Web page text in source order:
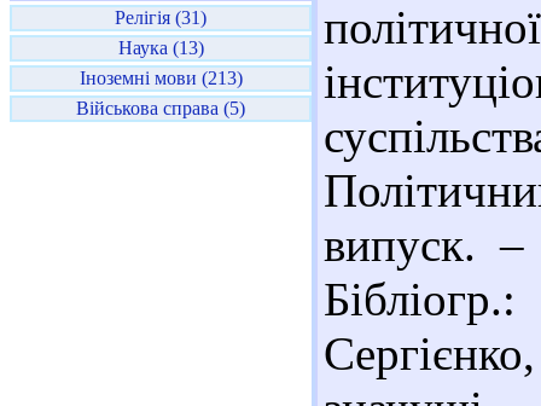
Релігія (31)
Наука (13)
Іноземні мови (213)
Військова справа (5)
випуск.